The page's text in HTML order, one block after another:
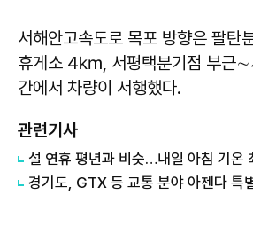
서해안고속도로 목포 방향은 팔탄
휴게소 4㎞, 서평택분기점 부근
간에서 차량이 서행했다.
관련기사
설 연휴 평년과 비슷…내일 아침 기온
경기도, GTX 등 교통 분야 아젠다 특